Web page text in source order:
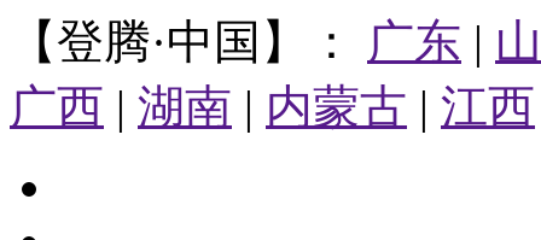
【登腾·中国】： 广东 |
广西 | 湖南 | 内蒙古 | 江西